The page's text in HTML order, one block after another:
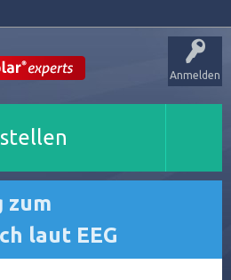
Anmelden
zum
laut EEG